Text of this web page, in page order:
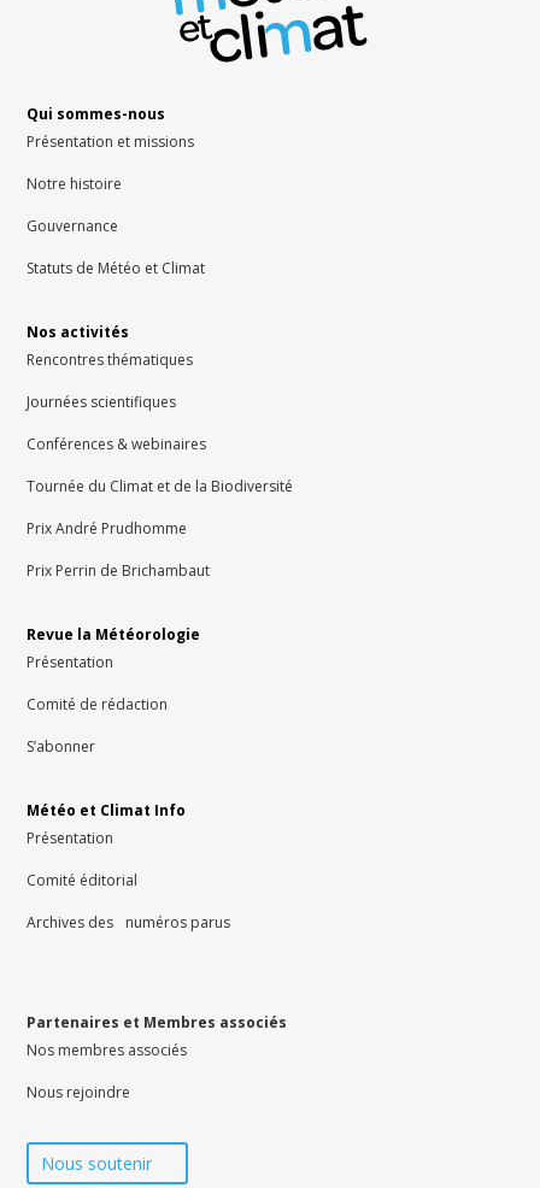
Qui sommes-nous
Présentation et missions
Notre histoire
Gouvernance
Statuts de Météo et Climat
Nos activités
Rencontres thématiques
Journées scientifiques
Conférences & webinaires
Tournée du Climat et de la Biodiversité
Prix André Prudhomme
Prix Perrin de Brichambaut
Revue la Météorologie
Présentation
Comité de rédaction
S’abonner
Météo et Climat Info
Présentation
Comité éditorial
Archives des numéros parus
Partenaires et Membres associés
Nos membres associés
Nous rejoindre
Nous soutenir